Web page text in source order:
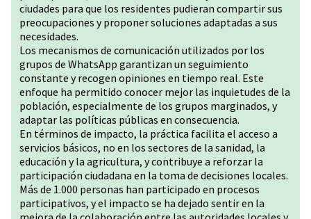
ciudades para que los residentes pudieran compartir sus
preocupaciones y proponer soluciones adaptadas a sus
necesidades.
Los mecanismos de comunicación utilizados por los
grupos de WhatsApp garantizan un seguimiento
constante y recogen opiniones en tiempo real. Este
enfoque ha permitido conocer mejor las inquietudes de la
población, especialmente de los grupos marginados, y
adaptar las políticas públicas en consecuencia.
En términos de impacto, la práctica facilita el acceso a
servicios básicos, no en los sectores de la sanidad, la
educación y la agricultura, y contribuye a reforzar la
participación ciudadana en la toma de decisiones locales.
Más de 1.000 personas han participado en procesos
participativos, y el impacto se ha dejado sentir en la